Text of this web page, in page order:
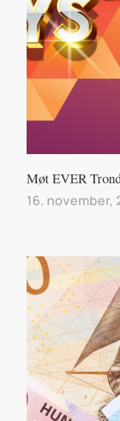
Møt EVER
16. november,